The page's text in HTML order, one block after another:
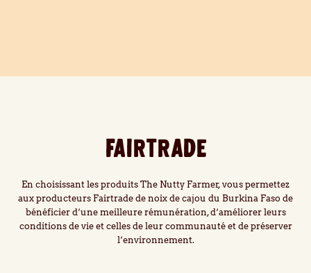
FAIRTRADE
En choisissant les produits The Nutty Farmer, vous permettez
aux producteurs Fairtrade de noix de cajou du Burkina Faso de
bénéficier d‘une meilleure rémunération, d‘améliorer leurs
conditions de vie et celles de leur communauté et de préserver
l‘environnement.